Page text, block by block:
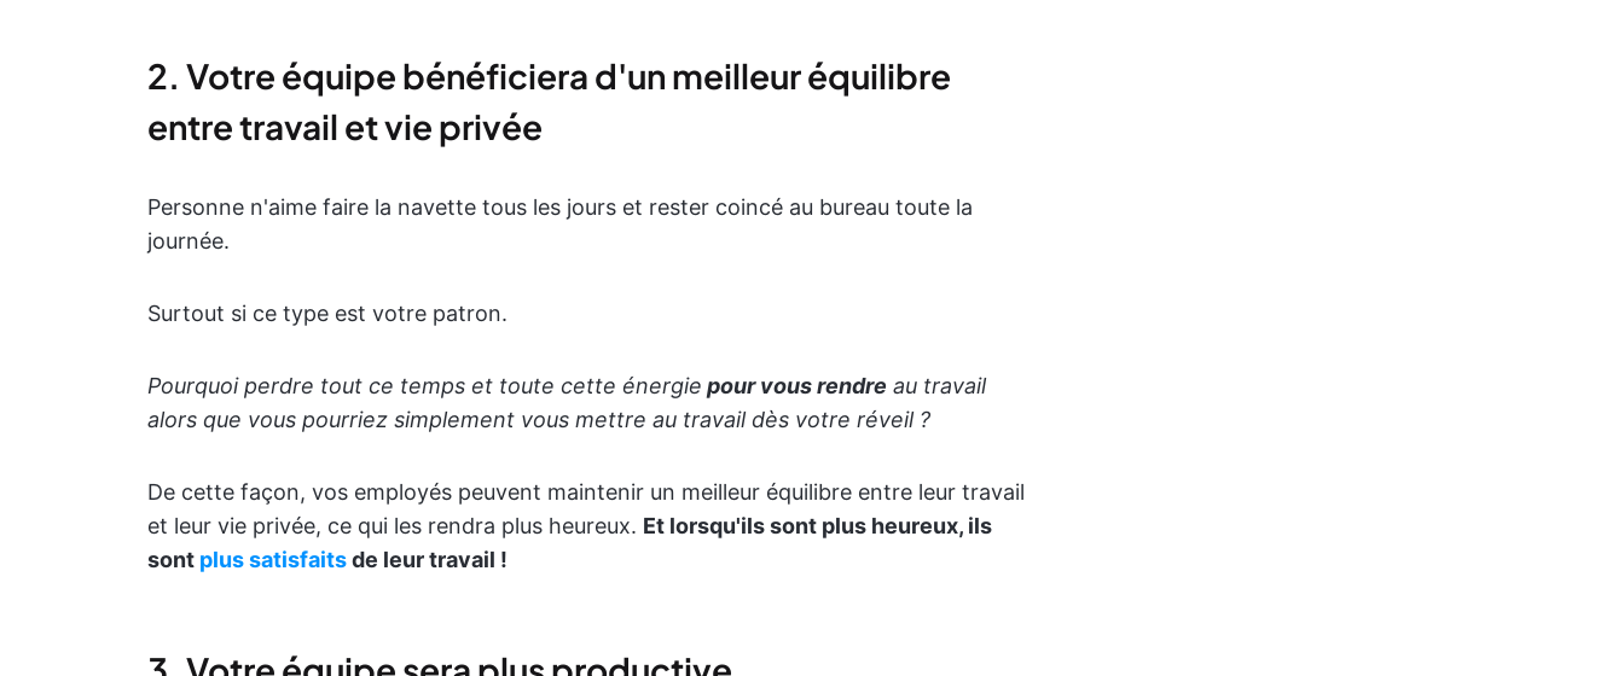
2. Votre équipe bénéficiera d'un meilleur équilibre
entre travail et vie privée
Personne n'aime faire la navette tous les jours et rester coincé au bureau toute la
journée.
Surtout si ce type est votre patron.
Pourquoi perdre tout ce temps et toute cette énergie pour vous rendre au travail
alors que vous pourriez simplement vous mettre au travail dès votre réveil ?
De cette façon, vos employés peuvent maintenir un meilleur équilibre entre leur travail
et leur vie privée, ce qui les rendra plus heureux. Et lorsqu'ils sont plus heureux, ils
sont plus satisfaitsde leur travail !